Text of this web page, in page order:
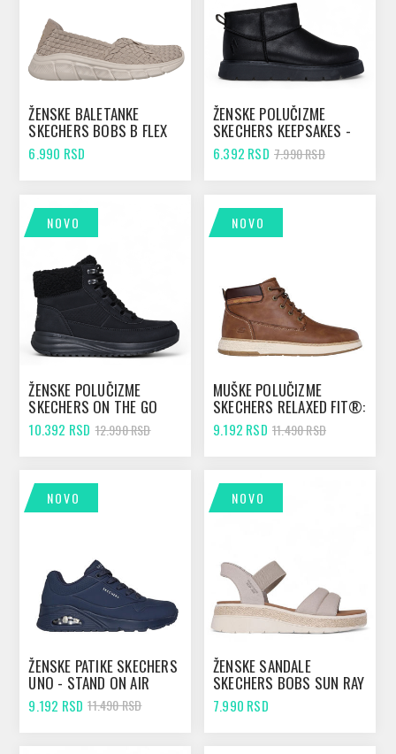
ŽENSKE BALETANKE
SKECHERS BOBS B FLEX
TAUPE
6.990 RSD
ŽENSKE POLUČIZME
SKECHERS KEEPSAKES -
SNOW BIRD BLACK
6.392 RSD 7.990 RSD
NOVO
ŽENSKE POLUČIZME
SKECHERS ON THE GO
STELLAR BLACK
10.392 RSD 12.990 RSD
NOVO
MUŠKE POLUČIZME
SKECHERS RELAXED FIT®:
GARLAN - DENO BROWN
9.192 RSD 11.490 RSD
NOVO
ŽENSKE PATIKE SKECHERS
UNO - STAND ON AIR
DARK NAVY
9.192 RSD 11.490 RSD
NOVO
ŽENSKE SANDALE
SKECHERS BOBS SUN RAY
TAUPE
7.990 RSD